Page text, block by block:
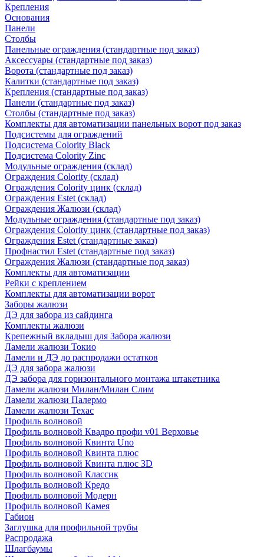
Крепления
Основания
Панели
Столбы
Панельные ограждения (стандартные под заказ)
Аксессуары (стандартные под заказ)
Ворота (стандартные под заказ)
Калитки (стандартные под заказ)
Крепления (стандартные под заказ)
Панели (стандартные под заказ)
Столбы (стандартные под заказ)
Комплекты для автоматизации панельных ворот под заказ
Подсистемы для ограждений
Подсистема Colority Black
Подсистема Colority Zinc
Модульные ограждения (склад)
Ограждения Colority (склад)
Ограждения Colority цинк (склад)
Ограждения Estet (склад)
Ограждения Жалюзи (склад)
Модульные ограждения (стандартные под заказ)
Ограждения Colority цинк (стандартные под заказ)
Ограждения Estet (стандартные заказ)
Профнастил Estet (стандартные под заказ)
Ограждения Жалюзи (стандартные под заказ)
Комплекты для автоматизации
Рейки с креплением
Комплекты для автоматизации ворот
Заборы жалюзи
ДЭ для забора из сайдинга
Комплекты жалюзи
Крепежный вкладыш для Забора жалюзи
Ламели жалюзи Токио
Ламели и ДЭ до распродажи остатков
ДЭ для забора жалюзи
ДЭ забора для горизонтального монтажа штакетника
Ламели жалюзи Милан/Милан Слим
Ламели жалюзи Палермо
Ламели жалюзи Техас
Профиль волновой
Профиль волновой Квадро профи v01 Верховье
Профиль волновой Квинта Uno
Профиль волновой Квинта плюс
Профиль волновой Квинта плюс 3D
Профиль волновой Классик
Профиль волновой Кредо
Профиль волновой Модерн
Профиль волновой Камея
Габион
Заглушка для профильной трубы
Распродажа
Шлагбаумы